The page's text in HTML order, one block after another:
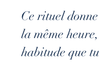
Ce rituel
la même
habitude que